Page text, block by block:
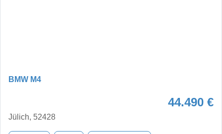
BMW M4
44.490 €
Jülich, 52428